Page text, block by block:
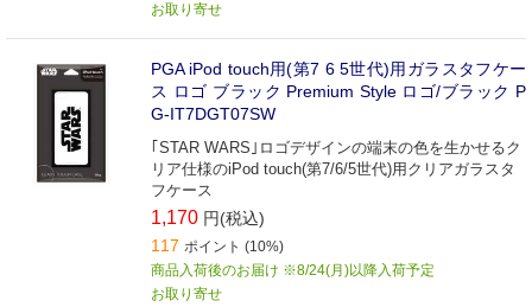
お取り寄せ
PGA iPod touch用(第7 6 5世代)用ガラスタフケー
ス ロゴ ブラック Premium Style ロゴ/ブラック P
G-IT7DGT07SW
｢STAR WARS｣ロゴデザインの端末の色を生かせるク
リア仕様のiPod touch(第7/6/5世代)用クリアガラスタ
フケース
1,170 円(税込)
117 ポイント (10%)
商品入荷後のお届け ※8/24(月)以降入荷予定
お取り寄せ